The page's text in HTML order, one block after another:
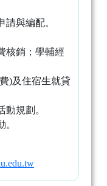
與編配。
核銷；學輔經
)及住宿生就貸
規劃。